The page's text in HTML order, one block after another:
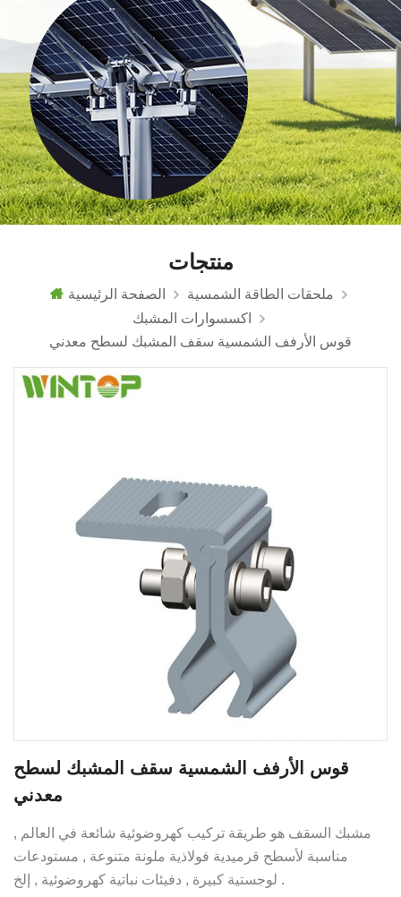
منتجات
الصفحة الرئيسية
ملحقات الطاقة الشمسية
اكسسوارات المشبك
قوس الأرفف الشمسية سقف المشبك لسطح معدني
قوس الأرفف الشمسية سقف المشبك لسطح
معدني
مشبك السقف هو طريقة تركيب كهروضوئية شائعة في العالم ,
مناسبة لأسطح قرميدية فولاذية ملونة متنوعة , مستودعات
لوجستية كبيرة , دفيئات نباتية كهروضوئية , إلخ .